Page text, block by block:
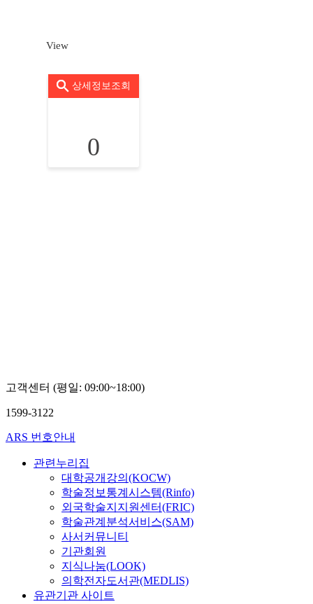
View
상세정보조회
0
고객센터 (평일: 09:00~18:00)
1599-3122
ARS 번호안내
관련누리집
대학공개강의(KOCW)
학술정보통계시스템(Rinfo)
외국학술지지원센터(FRIC)
학술관계분석서비스(SAM)
사서커뮤니티
기관회원
지식나눔(LOOK)
의학전자도서관(MEDLIS)
유관기관 사이트